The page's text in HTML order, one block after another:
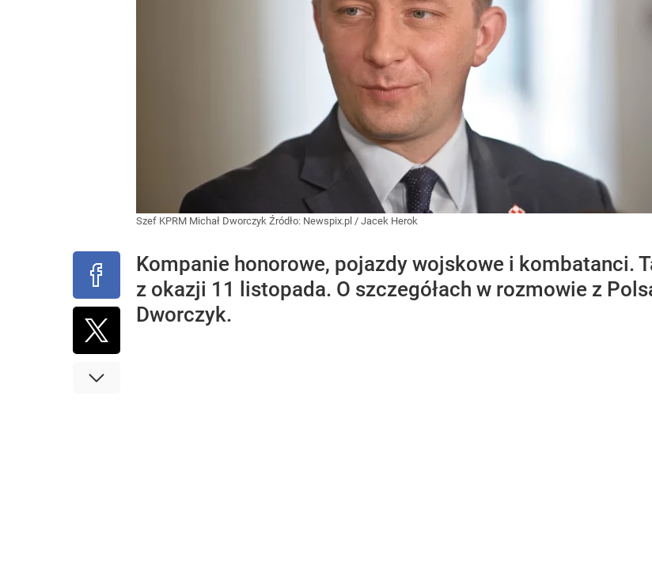
Szef KPRM Michał Dworczyk Źródło: Newspix.pl / Jacek Herok
Kompanie honorowe, pojazdy wojskowe i kombatanci.
z okazji 11 listopada. O szczegółach w rozmowie z
Dworczyk.